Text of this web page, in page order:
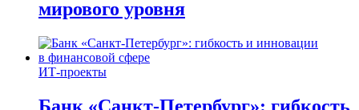
мирового уровня
ИТ-проекты